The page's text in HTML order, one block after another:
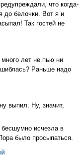
что когда-
до белочки. Вот я и
Так гостей не
лет не пью ни
Раньше надо
выпил. Ну, значит,
исчезла в
было просыпаться.